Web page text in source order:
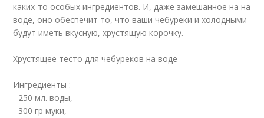
каких-то особых ингредиентов. И, даже замешанное на на
воде, оно обеспечит то, что ваши чебуреки и холодными
будут иметь вкусную, хрустящую корочку.
Хрустящее тесто для чебуреков на воде
Ингредиенты :
- 250 мл. воды,
- 300 гр муки,